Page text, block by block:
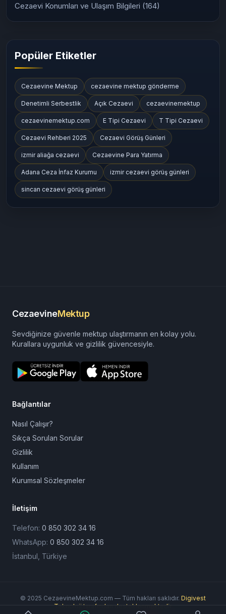
Cezaevi Konumları ve Ulaşım Bilgileri (164)
Popüler Etiketler
Cezaevine Mektup cezaevine mektup gönderme
Denetimli Serbestlik Açık Cezaevi cezaevinemektup
cezaevinemektup.com E Tipi Cezaevi T Tipi Cezaevi
Cezaevi Rehberi 2025 Cezaevi Görüş Günleri
izmir aliağa cezaevi Cezaevine Para Yatırma
Adana Ceza İnfaz Kurumu izmir cezaevi görüş günleri
sincan cezaevi görüş günleri
CezaevineMektup
Sevdiğinize güvenle mektup ulaştırmanın en kolay yolu.
Kurallara uygunluk ve gizlilik güvencesiyle.
Bağlantılar
Nasıl Çalışır?
Sıkça Sorulan Sorular
Gizlilik
Kullanım
Kurumsal Sözleşmeler
İletişim
Telefon: 0 850 302 34 16
WhatsApp: 0 850 302 34 16
İstanbul, Türkiye
© 2025 CezaevineMektup.com — Tüm hakları saklıdır. Digivest
Teknoloji tarafından desteklenmektedir.